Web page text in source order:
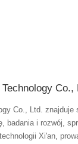
Co.,
Co., Ltd.
badania i rozwój,
Xi'an,